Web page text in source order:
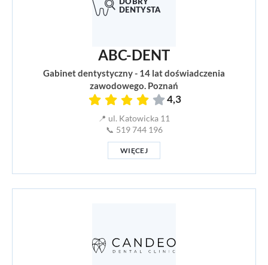
ABC-DENT
Gabinet dentystyczny - 14 lat doświadczenia
zawodowego. Poznań
4,3
📍 ul. Katowicka 11
📞 519 744 196
WIĘCEJ